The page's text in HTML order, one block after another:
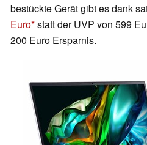
bestückte Gerät gibt es dank
Euro statt der UVP von 599
200 Euro Ersparnis.